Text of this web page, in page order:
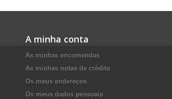
A minha conta
As minhas encomendas
As minhas notas de crédito
Os meus endereços
Os meus dados pessoais